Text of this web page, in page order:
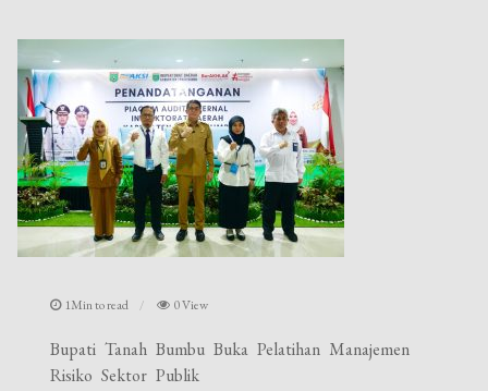
1Min to read 0 View
Bupati Tanah Bumbu Buka Pelatihan Manajemen
Risiko Sektor Publik